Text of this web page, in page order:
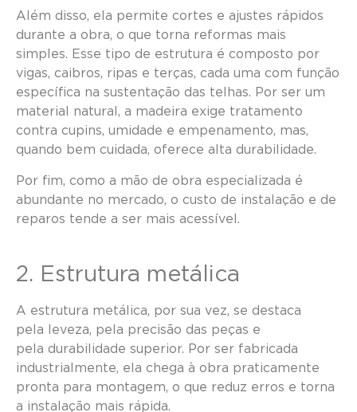
Além disso, ela permite cortes e ajustes rápidos
durante a obra, o que torna reformas mais
simples. Esse tipo de estrutura é composto por
vigas, caibros, ripas e terças, cada uma com função
específica na sustentação das telhas. Por ser um
material natural, a madeira exige tratamento
contra cupins, umidade e empenamento, mas,
quando bem cuidada, oferece alta durabilidade.
Por fim, como a mão de obra especializada é
abundante no mercado, o custo de instalação e de
reparos tende a ser mais acessível.
2. Estrutura metálica
A estrutura metálica, por sua vez, se destaca
pela leveza, pela precisão das peças e
pela durabilidade superior. Por ser fabricada
industrialmente, ela chega à obra praticamente
pronta para montagem, o que reduz erros e torna
a instalação mais rápida.